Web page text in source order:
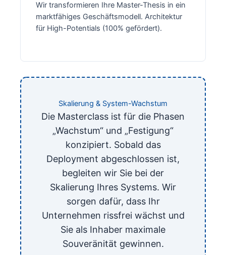
Wir transformieren Ihre Master-Thesis in ein
marktfähiges Geschäftsmodell. Architektur
für High-Potentials (100% gefördert).
Skalierung & System-Wachstum
Die Masterclass ist für die Phasen
„Wachstum“ und „Festigung“
konzipiert. Sobald das
Deployment abgeschlossen ist,
begleiten wir Sie bei der
Skalierung Ihres Systems. Wir
sorgen dafür, dass Ihr
Unternehmen rissfrei wächst und
Sie als Inhaber maximale
Souveränität gewinnen.